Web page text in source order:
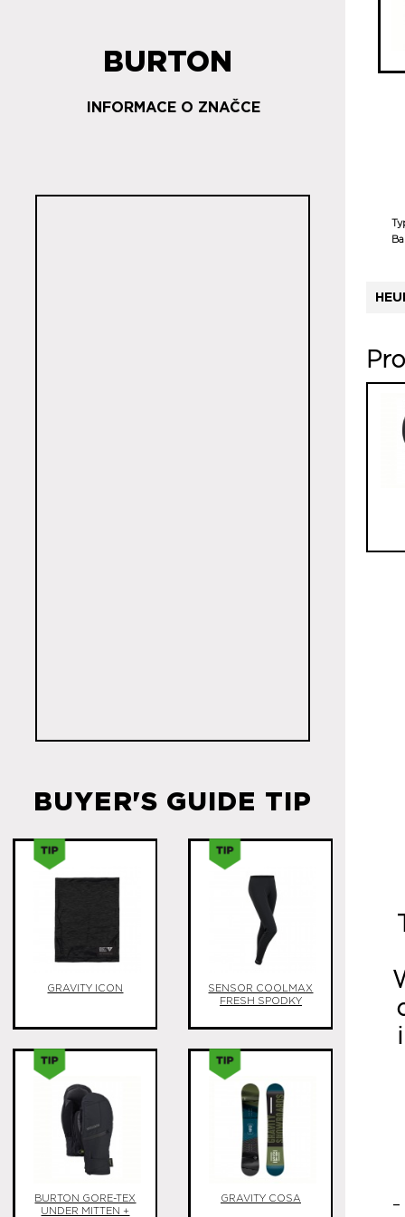
BURTON
INFORMACE O ZNAČCE
BUYER'S GUIDE TIP
GRAVITY ICON
SENSOR COOLMAX
FRESH SPODKY
BURTON GORE-TEX
UNDER MITTEN +
GRAVITY COSA